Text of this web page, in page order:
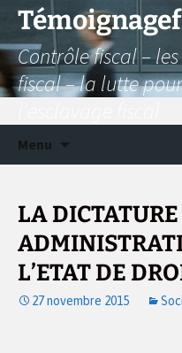
Aller
contenu
Contrôle fiscal –
fiscal – la lutte
Menu
LA
L’ETAT DE
27 novembre 2015